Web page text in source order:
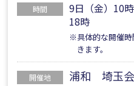
時間
9日（金）10
18時
※具体的な開催時
きます。
開催地 浦和 埼玉